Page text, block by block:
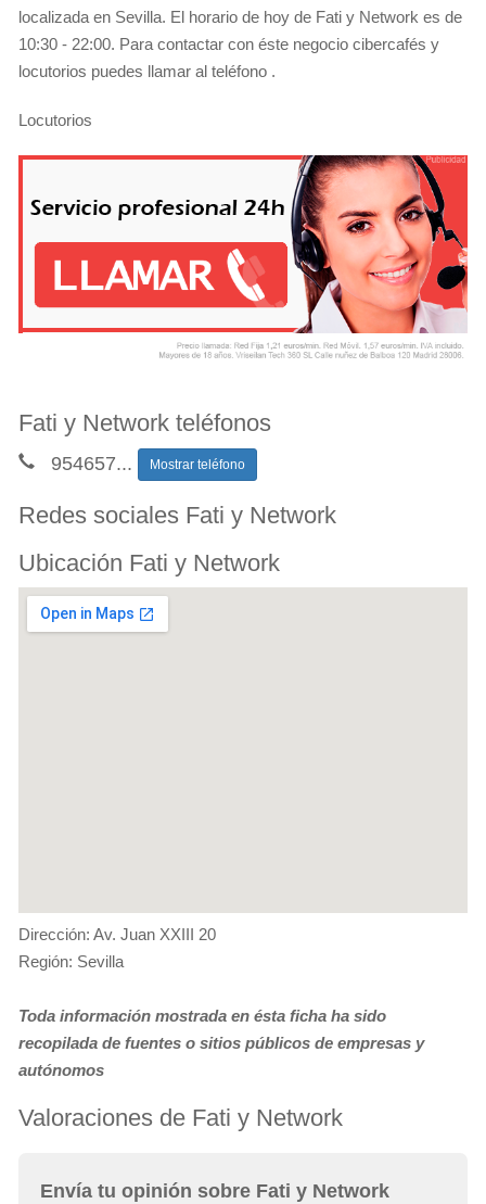
localizada en Sevilla. El horario de hoy de Fati y Network es de
10:30 - 22:00. Para contactar con éste negocio cibercafés y
locutorios puedes llamar al teléfono .
Locutorios
Fati y Network teléfonos
954657... Mostrar teléfono
Redes sociales Fati y Network
Ubicación Fati y Network
Dirección: Av. Juan XXIII 20
Región: Sevilla
Toda información mostrada en ésta ficha ha sido
recopilada de fuentes o sitios públicos de empresas y
autónomos
Valoraciones de Fati y Network
Envía tu opinión sobre Fati y Network